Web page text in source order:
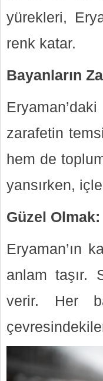
yürekleri,
renk katar.
Bayanların
zarafetin
hem de
yansırken,
Güzel Olmak:
Eryaman’ın
anlam taşır.
verir. Her